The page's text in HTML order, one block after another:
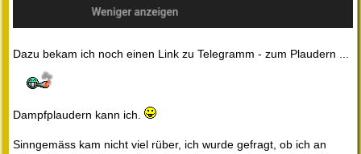
Dazu bekam ich noch einen Link zu Telegramm - zum Plaudern ...
Dampfplaudern kann ich.
Sinngemäss kam nicht viel rüber, ich wurde gefragt, ob ich an